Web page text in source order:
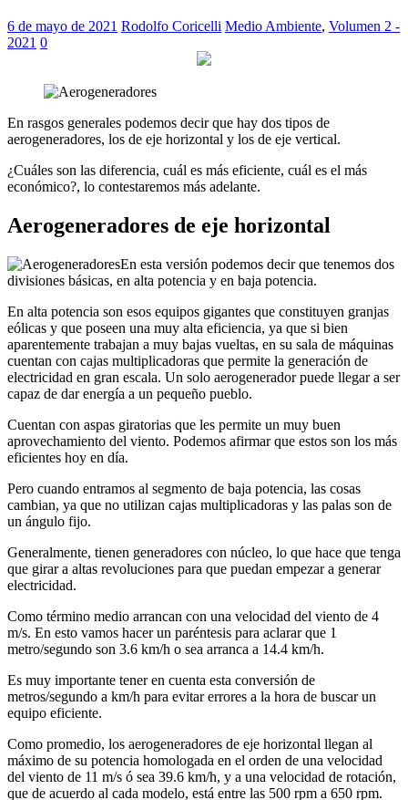
6 de mayo de 2021 Rodolfo Coricelli Medio Ambiente, Volumen 2 -
2021 0
En rasgos generales podemos decir que hay dos tipos de
aerogeneradores, los de eje horizontal y los de eje vertical.
¿Cuáles son las diferencia, cuál es más eficiente, cuál es el más
económico?, lo contestaremos más adelante.
Aerogeneradores de eje horizontal
En esta versión podemos decir que tenemos dos
divisiones básicas, en alta potencia y en baja potencia.
En alta potencia son esos equipos gigantes que constituyen granjas
eólicas y que poseen una muy alta eficiencia, ya que si bien
aparentemente trabajan a muy bajas vueltas, en su sala de máquinas
cuentan con cajas multiplicadoras que permite la generación de
electricidad en gran escala. Un solo aerogenerador puede llegar a ser
capaz de dar energía a un pequeño pueblo.
Cuentan con aspas giratorias que les permite un muy buen
aprovechamiento del viento. Podemos afirmar que estos son los más
eficientes hoy en día.
Pero cuando entramos al segmento de baja potencia, las cosas
cambian, ya que no utilizan cajas multiplicadoras y las palas son de
un ángulo fijo.
Generalmente, tienen generadores con núcleo, lo que hace que tenga
que girar a altas revoluciones para que puedan empezar a generar
electricidad.
Como término medio arrancan con una velocidad del viento de 4
m/s. En esto vamos hacer un paréntesis para aclarar que 1
metro/segundo son 3.6 km/h o sea arranca a 14.4 km/h.
Es muy importante tener en cuenta esta conversión de
metros/segundo a km/h para evitar errores a la hora de buscar un
equipo eficiente.
Como promedio, los aerogeneradores de eje horizontal llegan al
máximo de su potencia homologada en el orden de una velocidad
del viento de 11 m/s ó sea 39.6 km/h, y a una velocidad de rotación,
que de acuerdo al cada modelo, está entre las 500 rpm a 650 rpm.